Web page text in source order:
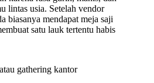
lintas usia. Setelah vendor
biasanya mendapat meja saji
satu lauk tertentu habis
gathering kantor